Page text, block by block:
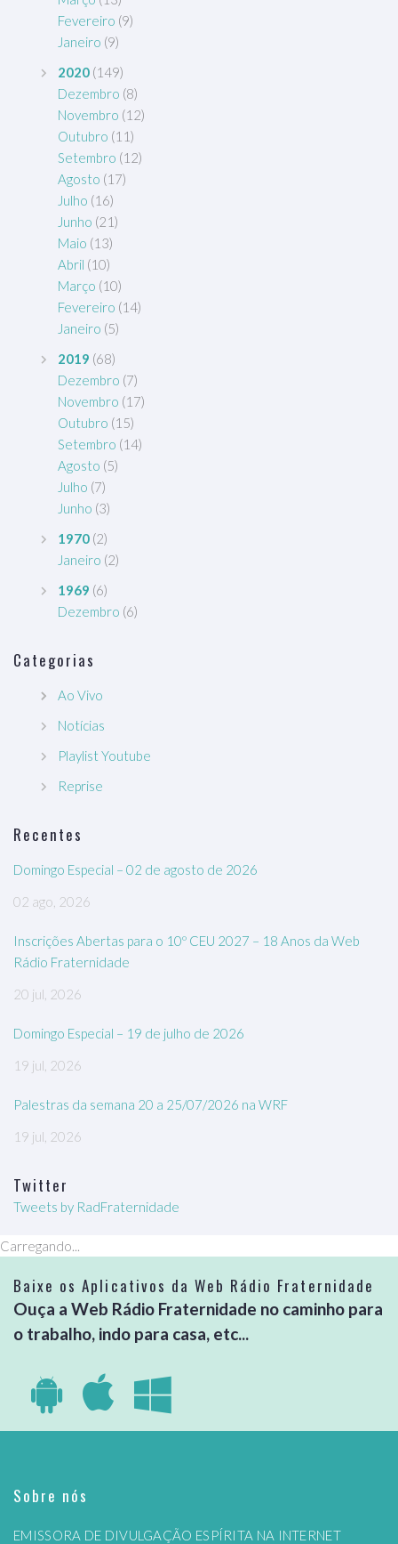
Fevereiro (9)
Janeiro (9)
2020 (149)
Dezembro (8)
Novembro (12)
Outubro (11)
Setembro (12)
Agosto (17)
Julho (16)
Junho (21)
Maio (13)
Abril (10)
Março (10)
Fevereiro (14)
Janeiro (5)
2019 (68)
Dezembro (7)
Novembro (17)
Outubro (15)
Setembro (14)
Agosto (5)
Julho (7)
Junho (3)
1970 (2)
Janeiro (2)
1969 (6)
Dezembro (6)
Categorias
Ao Vivo
Notícias
Playlist Youtube
Reprise
Recentes
Domingo Especial – 02 de agosto de 2026
02 ago, 2026
Inscrições Abertas para o 10º CEU 2027 – 18 Anos da Web
Rádio Fraternidade
20 jul, 2026
Domingo Especial – 19 de julho de 2026
19 jul, 2026
Palestras da semana 20 a 25/07/2026 na WRF
19 jul, 2026
Twitter
Tweets by RadFraternidade
Carregando...
Baixe os Aplicativos da Web Rádio Fraternidade
Ouça a Web Rádio Fraternidade no caminho para
o trabalho, indo para casa, etc...
Sobre nós
EMISSORA DE DIVULGAÇÃO ESPÍRITA NA INTERNET